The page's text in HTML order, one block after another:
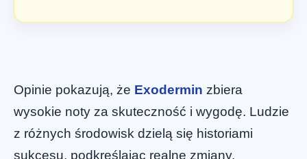
Opinie pokazują, że Exodermin zbiera
wysokie noty za skuteczność i wygodę. Ludzie
z różnych środowisk dzielą się historiami
sukcesu, podkreślając realne zmiany.